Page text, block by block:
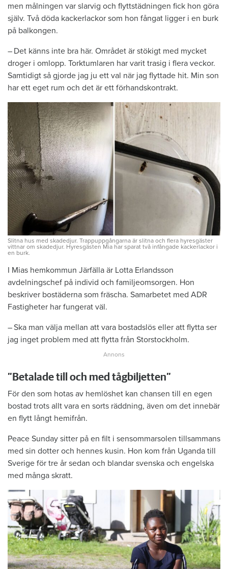
men målningen var slarvig och flytt­städningen fick hon göra
själv. Två döda kacker­lackor som hon ­fångat ligger i en burk
på balkongen.
– Det känns inte bra här. Området är stökigt med mycket
droger i omlopp. Torktumlaren har varit trasig i flera veckor.
Samtidigt så gjorde jag ju ett val när jag flyttade hit. Min son
har ett eget rum och det är ett förhandskontrakt.
Slitna hus med skadedjur. Trappuppgångarna är slitna och flera hyresgäster
vittnar om skadedjur. Hyresgästen Mia har sparat två infångade kackerlackor i
en burk.
I Mias hemkommun Järfälla är Lotta Erlandsson
avdelningschef på individ och familjeomsorgen. Hon
beskriver bostäderna som fräscha. Samarbetet med ADR
Fastigheter har fungerat väl.
– Ska man välja mellan att vara ­bostadslös eller att flytta ser
jag inget ­problem med att flytta från Storstockholm.
”Betalade till och med tågbiljetten”
För den som hotas av hemlöshet kan chansen till en egen
bostad trots allt vara en sorts räddning, även om det innebär
en flytt långt hemifrån.
Peace Sunday sitter på en filt i sensommarsolen tillsammans
med sin dotter och hennes kusin. Hon kom från Uganda till
Sverige för tre år sedan och blandar svenska och engelska
med många skratt.